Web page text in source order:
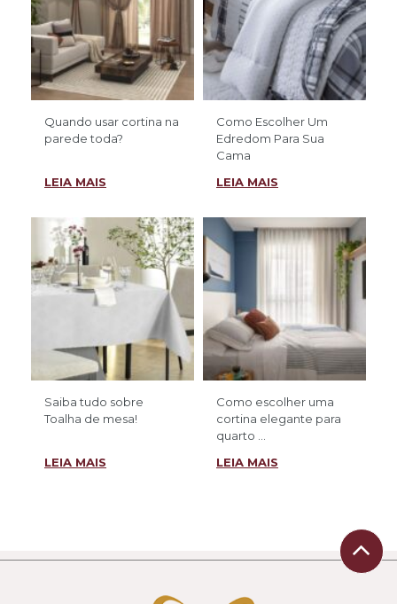
Quando usar cortina na
parede toda?
LEIA MAIS
Como Escolher Um
Edredom Para Sua
Cama
LEIA MAIS
Saiba tudo sobre
Toalha de mesa!
LEIA MAIS
Como escolher uma
cortina elegante para
quarto ...
LEIA MAIS